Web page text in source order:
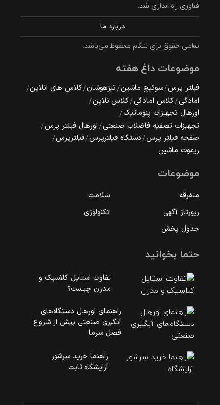
فناوری راه اندازی شد.
درباره ما
تمامی حقوق برای نتگام محفوظ می‌باشد.
موضوعات داغ هفته
فیلتر پرس سوئیچ ماشین تیزهوشان کلاس های انلاین
امادگی کلاس امادگی کلاس نلاین
اورهال تجهیزات پنوماتیک
تجهیزات تصفیه فاضلاب صنعتی اورهال فیلتر پرس
صفحه فیلتر پرس دستگاه فیلترپرس فیلترپرس
ریموت ماشین
موضوعات
متفرقه
سلامت
رپورتاژ آگهی
تکنولوژی
جدول پخش
حتما بخوانید
تفاوت استایل کلاسیک و
مدرن چیست؟
راهنمای اورهال دستگاه‌های
آبگیری صنعتی پیش از شروع
فصل سرما
راهنما خرید سرشور
آرایشگاه ثابت